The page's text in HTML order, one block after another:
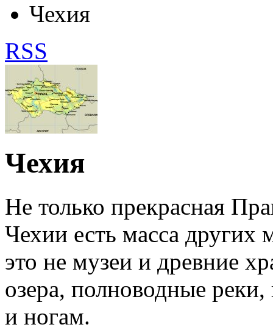
Чехия
RSS
Чехия
Не только прекрасная
Чехии есть масса
это не музеи и древние
озера, полноводные
и ногам.